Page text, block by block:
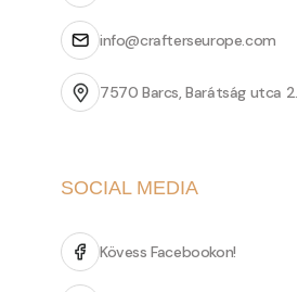
info@crafterseurope.com
7570 Barcs, Barátság utca 2.
SOCIAL MEDIA
Kövess Facebookon!